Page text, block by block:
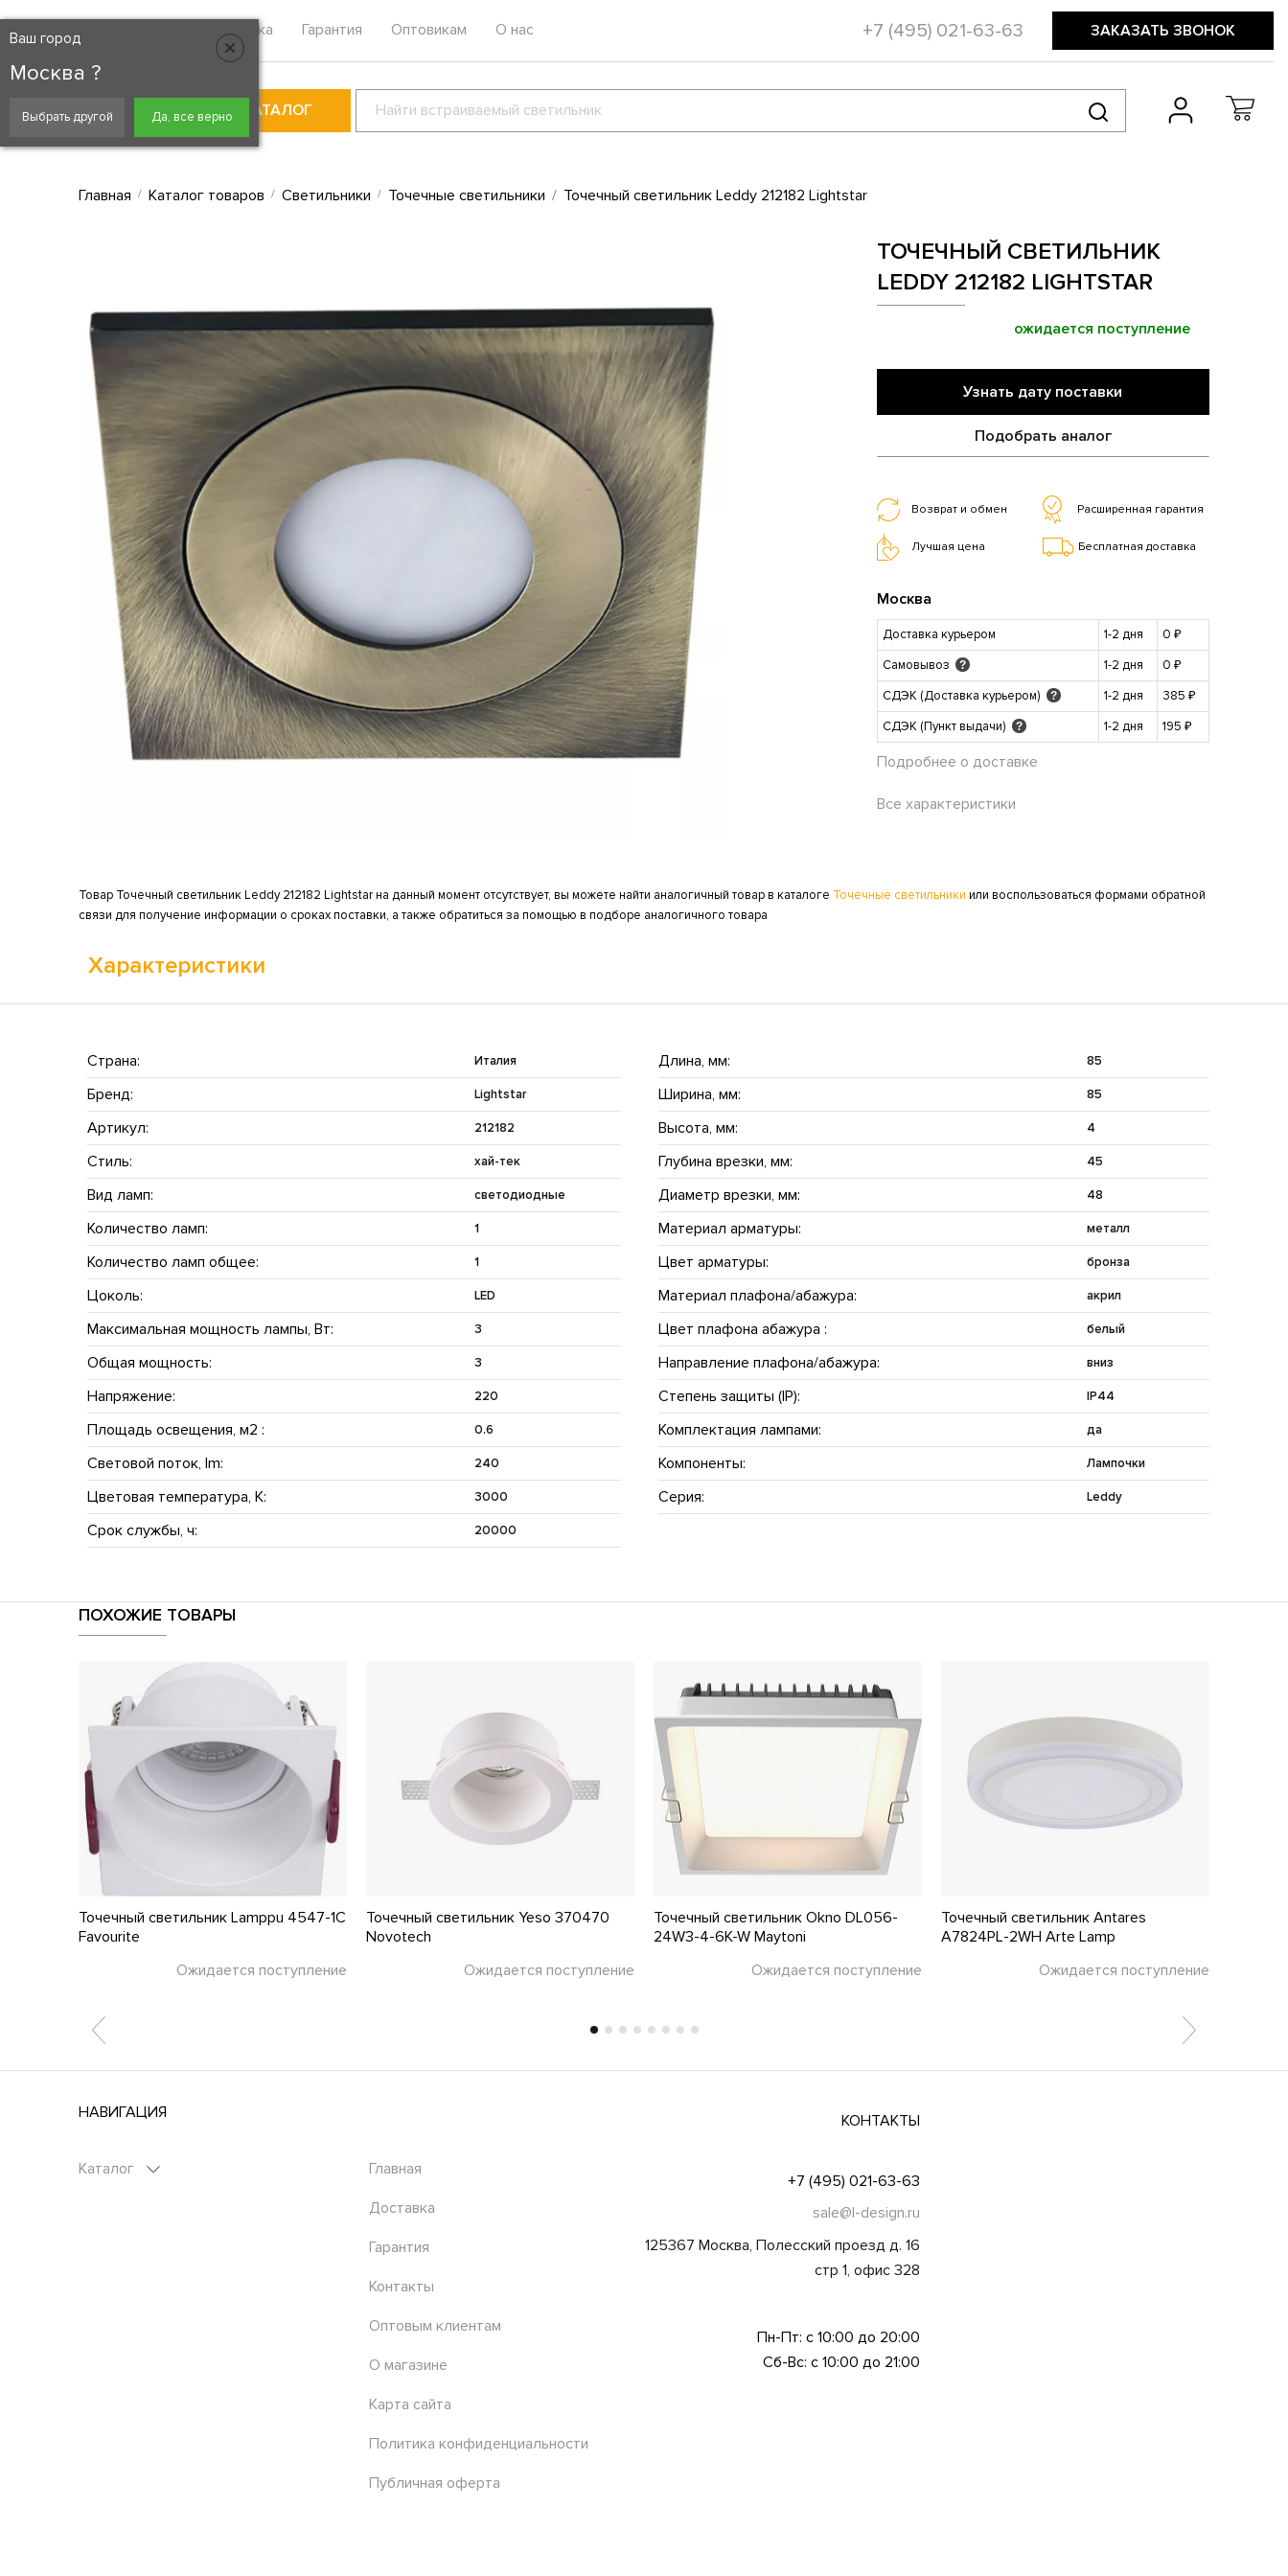
Москва
Ваш город
Москва ?
Выбрать другой Да, все верно
Доставка Гарантия Оптовикам О нас +7 (495) 021-63-63 ЗАКАЗАТЬ ЗВОНОК
КАТАЛОГ
Главная Каталог товаров Светильники Точечные светильники Точечный светильник Leddy 212182 Lightstar
ТОЧЕЧНЫЙ СВЕТИЛЬНИК
LEDDY 212182 LIGHTSTAR
ожидается поступление
Узнать дату поставки
Подобрать аналог
Возврат и обмен Расширенная гарантия
Лучшая цена Бесплатная доставка
Москва
Доставка курьером 1-2 дня
0 ₽
Самовывоз
? 1-2 дня
0 ₽
СДЭК (Доставка курьером)
? 1-2 дня
385 ₽
СДЭК (Пункт выдачи)
? 1-2 дня 195 ₽
Подробнее о доставке
Все характеристики
Товар Точечный светильник Leddy 212182 Lightstar на данный момент отсутствует, вы можете найти аналогичный товар в каталоге Точечные светильники или воспользоваться формами обратной
связи для получение информации о сроках поставки, а также обратиться за помощью в подборе аналогичного товара
Характеристики
Страна: Италия
Бренд: Lightstar
Артикул: 212182
Стиль: хай-тек
Вид ламп: светодиодные
Количество ламп: 1
Количество ламп общее: 1
Цоколь: LED
Максимальная мощность лампы, Вт: 3
Общая мощность: 3
Напряжение: 220
Площадь освещения, м2 : 0.6
Световой поток, lm: 240
Цветовая температура, K: 3000
Срок службы, ч: 20000
Длина, мм: 85
Ширина, мм: 85
Высота, мм: 4
Глубина врезки, мм: 45
Диаметр врезки, мм: 48
Материал арматуры: металл
Цвет арматуры: бронза
Материал плафона/абажура: акрил
Цвет плафона абажура : белый
Направление плафона/абажура: вниз
Степень защиты (IP): IP44
Комплектация лампами: да
Компоненты: Лампочки
Серия: Leddy
ПОХОЖИЕ ТОВАРЫ
Точечный светильник Lamppu 4547-1C
Favourite
Ожидается поступление
Точечный светильник Yeso 370470
Novotech
Ожидается поступление
Точечный светильник Okno DL056-
24W3-4-6K-W Maytoni
Ожидается поступление
Точечный светильник Antares
A7824PL-2WH Arte Lamp
Ожидается поступление
НАВИГАЦИЯ
Каталог Главная
Доставка
Гарантия
Контакты
Оптовым клиентам
О магазине
Карта сайта
Политика конфиденциальности
Публичная оферта
КОНТАКТЫ
+7 (495) 021-63-63
sale@l-design.ru
125367 Москва, Полесский проезд д. 16
стр 1, офис 328
Пн-Пт: с 10:00 до 20:00
Сб-Вс: с 10:00 до 21:00